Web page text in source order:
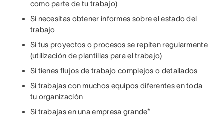
como parte de tu trabajo)
Si necesitas obtener informes sobre el estado del
trabajo
Si tus proyectos o procesos se repiten regularmente
(utilización de plantillas para el trabajo)
Si tienes flujos de trabajo complejos o detallados
Si trabajas con muchos equipos diferentes en toda
tu organización
Si trabajas en una empresa grande*